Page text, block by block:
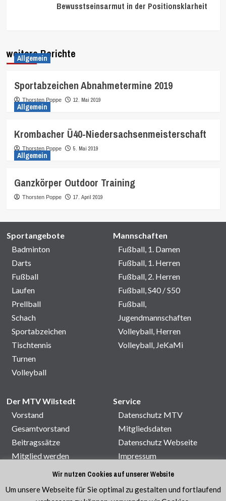
Bewusstseinsarmut in der Positionsklarheit
weitere Berichte
Allgemein
Sportabzeichen Abnahmetermine 2019
Thorsten Poppe 12. Mai 2019
Allgemein
Krombacher Ü40-Niedersachsenmeisterschaft
Thorsten Poppe 5. Mai 2019
Allgemein
Ganzkörper Outdoor Training
Thorsten Poppe 17. April 2019
Sportangebote
Badminton
Darts
Fußball
Laufen
Prellball
Schach
Sportabzeichen
Tischtennis
Turnen
Volleyball
Mannschaften
Fußball, 1. Damen
Fußball, 1. Herren
Fußball, 2. Herren
Fußball, S40 / S50
Fußball,
Jugendmannschaften
Volleyball, Herren
Volleyball, JeKaMi
Der MTV Wilstedt
Vorstand
Gesamtvorstand
Beitragssätze
Mitglied werden
Veranstaltungen
Service
Datenschutz MTV
Mitgliedsdaten
Datenschutz Webseite
Impressum
Kontakt
Wir nutzen Cookies auf unserer Website
Um unsere Webseite für Sie optimal zu gestalten und fortlaufend